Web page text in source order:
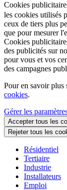
Cookies
les cookies utilisés
ceux de tiers plus
que pour mesurer
Cookies
des publicités sur
pour vous et vos
des campagnes
Pour en savoir plus
cookies.
Gérer les
Accepter tous les
Rejeter tous les
Résidentiel
Tertiaire
Industrie
Installateurs
Emploi